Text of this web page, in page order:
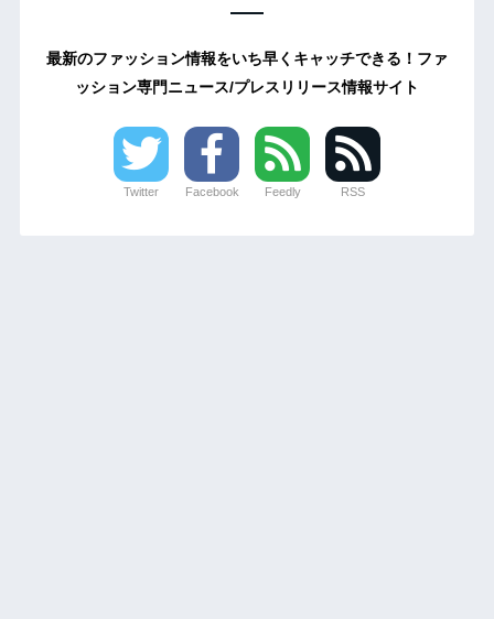
最新のファッション情報をいち早くキャッチできる！ファ
ッション専門ニュース/プレスリリース情報サイト
Twitter Facebook Feedly RSS